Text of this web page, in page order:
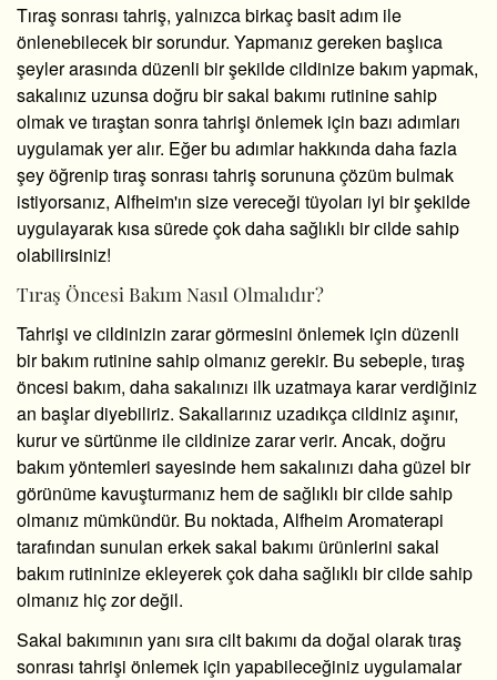
Tıraş sonrası tahriş, yalnızca birkaç basit adım ile
önlenebilecek bir sorundur. Yapmanız gereken başlıca
şeyler arasında düzenli bir şekilde cildinize bakım yapmak,
sakalınız uzunsa doğru bir sakal bakımı rutinine sahip
olmak ve tıraştan sonra tahrişi önlemek için bazı adımları
uygulamak yer alır. Eğer bu adımlar hakkında daha fazla
şey öğrenip tıraş sonrası tahriş sorununa çözüm bulmak
istiyorsanız, Alfheim'ın size vereceği tüyoları iyi bir şekilde
uygulayarak kısa sürede çok daha sağlıklı bir cilde sahip
olabilirsiniz!
Tıraş Öncesi Bakım Nasıl Olmalıdır?
Tahrişi ve cildinizin zarar görmesini önlemek için düzenli
bir bakım rutinine sahip olmanız gerekir. Bu sebeple, tıraş
öncesi bakım, daha sakalınızı ilk uzatmaya karar verdiğiniz
an başlar diyebiliriz. Sakallarınız uzadıkça cildiniz aşınır,
kurur ve sürtünme ile cildinize zarar verir. Ancak, doğru
bakım yöntemleri sayesinde hem sakalınızı daha güzel bir
görünüme kavuşturmanız hem de sağlıklı bir cilde sahip
olmanız mümkündür. Bu noktada, Alfheim Aromaterapi
tarafından sunulan erkek sakal bakımı ürünlerini sakal
bakım rutininize ekleyerek çok daha sağlıklı bir cilde sahip
olmanız hiç zor değil.
Sakal bakımının yanı sıra cilt bakımı da doğal olarak tıraş
sonrası tahrişi önlemek için yapabileceğiniz uygulamalar